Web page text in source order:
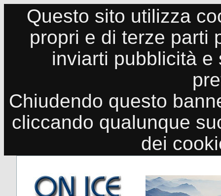
Questo sito utilizza
propri e di terze parti
inviarti pubblicità
Chiudendo questo
cliccando qualunque
dei